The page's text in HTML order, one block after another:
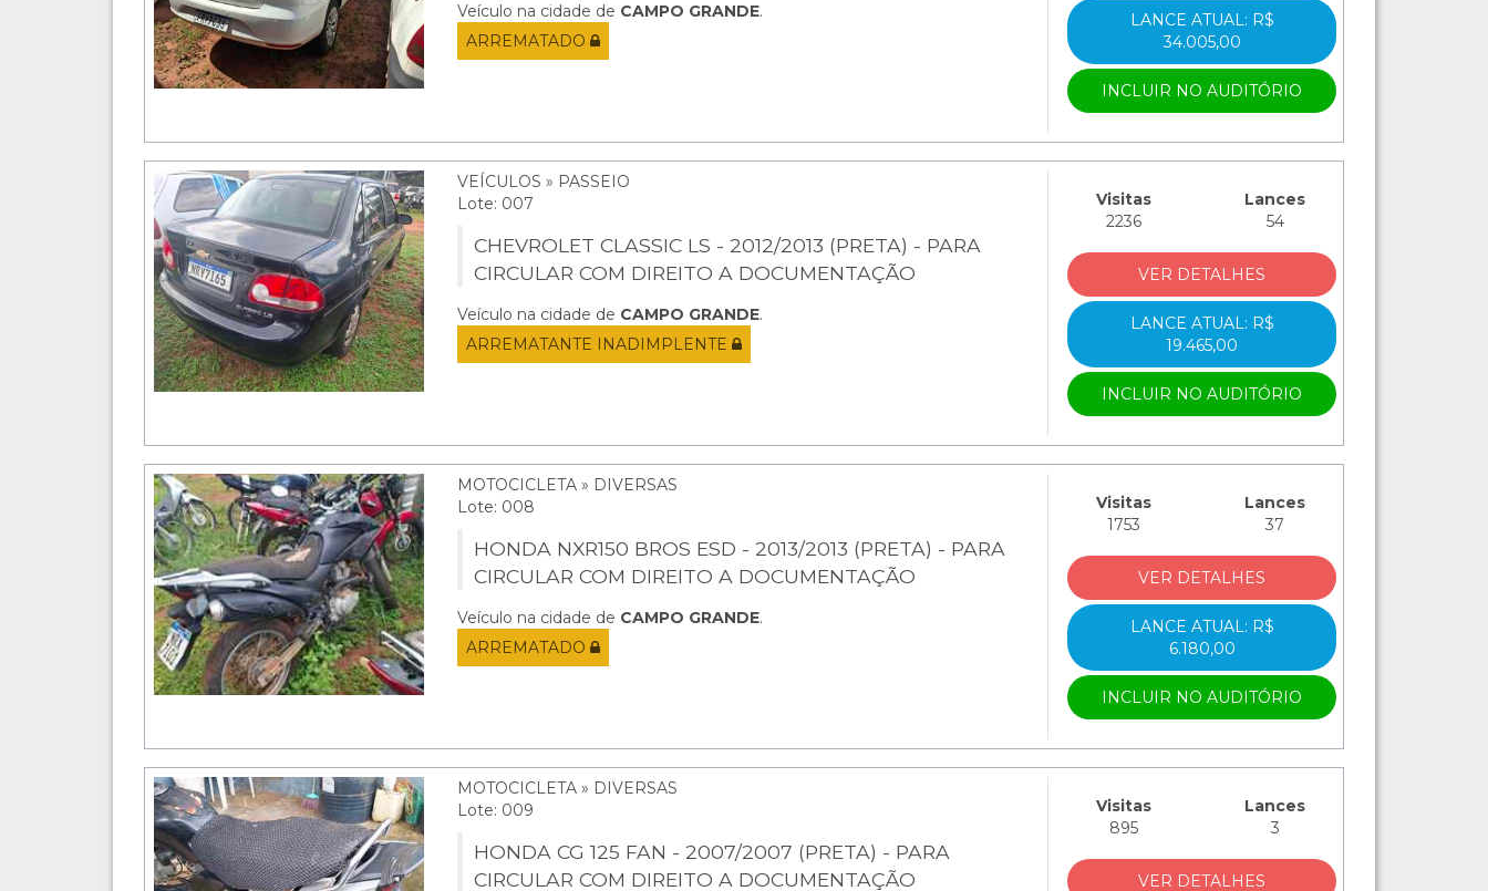
Veículo na cidade de CAMPO GRANDE.
ARREMATADO
LANCE ATUAL: R$
34.005,00
INCLUIR NO AUDITÓRIO
VEÍCULOS » PASSEIO
Lote: 007
CHEVROLET CLASSIC LS - 2012/2013 (PRETA) - PARA
CIRCULAR COM DIREITO A DOCUMENTAÇÃO
Veículo na cidade de CAMPO GRANDE.
ARREMATANTE INADIMPLENTE
Visitas
2236
Lances
54
VER DETALHES
LANCE ATUAL: R$
19.465,00
INCLUIR NO AUDITÓRIO
MOTOCICLETA » DIVERSAS
Lote: 008
HONDA NXR150 BROS ESD - 2013/2013 (PRETA) - PARA
CIRCULAR COM DIREITO A DOCUMENTAÇÃO
Veículo na cidade de CAMPO GRANDE.
ARREMATADO
Visitas
1753
Lances
37
VER DETALHES
LANCE ATUAL: R$
6.180,00
INCLUIR NO AUDITÓRIO
MOTOCICLETA » DIVERSAS
Lote: 009
HONDA CG 125 FAN - 2007/2007 (PRETA) - PARA
CIRCULAR COM DIREITO A DOCUMENTAÇÃO
Visitas
895
Lances
3
VER DETALHES